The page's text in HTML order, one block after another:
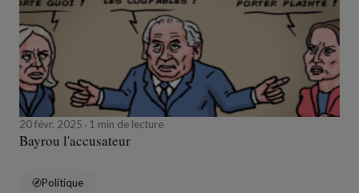
20 févr. 2025 1 min de lecture
Bayrou l'accusateur
Politique